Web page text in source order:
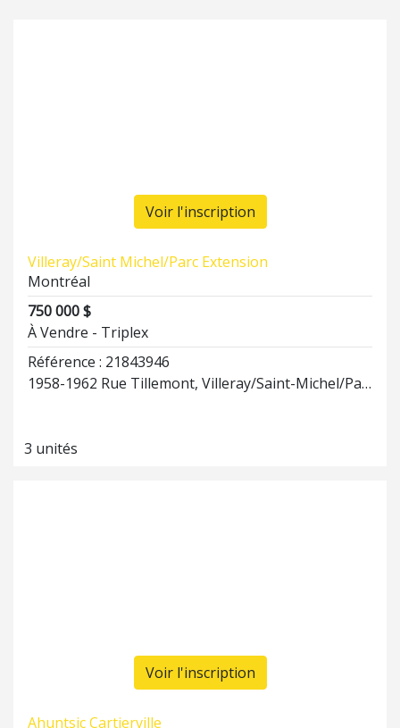
Voir l'inscription
Villeray/Saint Michel/Parc Extension
Montréal
750 000 $
À Vendre - Triplex
Référence : 21843946
1958-1962 Rue Tillemont, Villeray/Saint-Michel/Parc-Extension
3 unités
Voir l'inscription
Ahuntsic Cartierville